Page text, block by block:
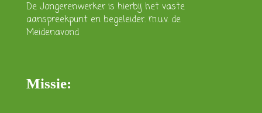
De Jongerenwerker is hierbij het vaste
aanspreekpunt en begeleider. m.u.v. de
Meidenavond
Missie: